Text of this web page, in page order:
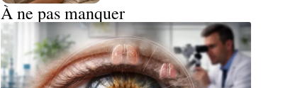
À ne pas manquer